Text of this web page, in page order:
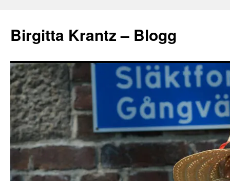
innehåll
Birgitta Krantz – Blogg